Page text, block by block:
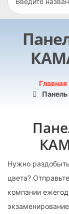
Главная
Нужно
цвета?
компании